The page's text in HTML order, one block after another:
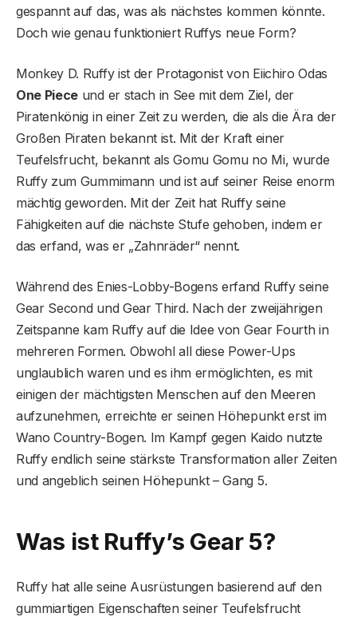
gespannt auf das, was als nächstes kommen könnte.
Doch wie genau funktioniert Ruffys neue Form?
Monkey D. Ruffy ist der Protagonist von Eiichiro Odas
One Piece und er stach in See mit dem Ziel, der
Piratenkönig in einer Zeit zu werden, die als die Ära der
Großen Piraten bekannt ist. Mit der Kraft einer
Teufelsfrucht, bekannt als Gomu Gomu no Mi, wurde
Ruffy zum Gummimann und ist auf seiner Reise enorm
mächtig geworden. Mit der Zeit hat Ruffy seine
Fähigkeiten auf die nächste Stufe gehoben, indem er
das erfand, was er „Zahnräder“ nennt.
Während des Enies-Lobby-Bogens erfand Ruffy seine
Gear Second und Gear Third. Nach der zweijährigen
Zeitspanne kam Ruffy auf die Idee von Gear Fourth in
mehreren Formen. Obwohl all diese Power-Ups
unglaublich waren und es ihm ermöglichten, es mit
einigen der mächtigsten Menschen auf den Meeren
aufzunehmen, erreichte er seinen Höhepunkt erst im
Wano Country-Bogen. Im Kampf gegen Kaido nutzte
Ruffy endlich seine stärkste Transformation aller Zeiten
und angeblich seinen Höhepunkt – Gang 5.
Was ist Ruffy’s Gear 5?
Ruffy hat alle seine Ausrüstungen basierend auf den
gummiartigen Eigenschaften seiner Teufelsfrucht